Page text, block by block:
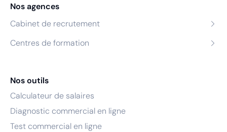
Nos agences
Cabinet de recrutement
Centres de formation
Nos outils
Calculateur de salaires
Diagnostic commercial en ligne
Test commercial en ligne